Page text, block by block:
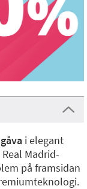
i elegant
Madrid-
på framsidan